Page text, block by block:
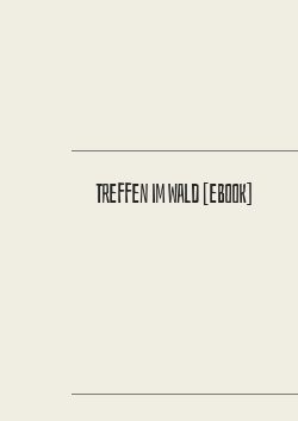
Treffen im Wald [eBook]